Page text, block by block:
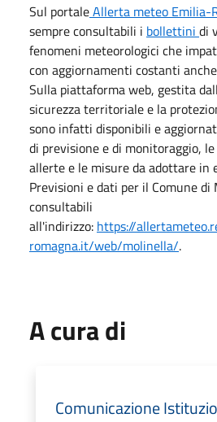
Sul portaleAllerta meteo Emilia-
sempre consultabili i bollettini di
fenomeni meteorologici che
con aggiornamenti costanti
Sulla piattaforma web, gestita
sicurezza territoriale e la
sono infatti disponibili e
di previsione e di monitoraggio,
allerte e le misure da adottare in
Previsioni e dati per il Comune di
consultabili
all'indirizzo: https://
romagna.it/web/molinella/.
A cura di
Comunicazione